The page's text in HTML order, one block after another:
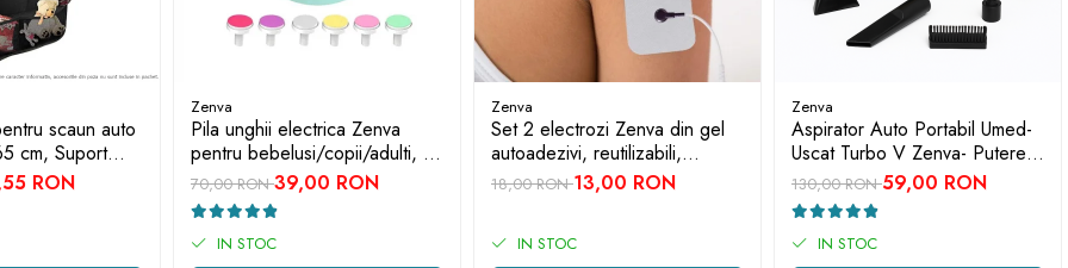
scaun auto
cm, Suport
Negru,
Auto, Spatar
RON
Zenva
Pila unghii electrica Zenva
pentru bebelusi/copii/adulti, 6
capete de schimb, verde
70,00 RON39,00 RON
IN STOC
Zenva
Set 2 electrozi Zenva din gel
autoadezivi, reutilizabili,
compatibili cu aparatele de
electrostimulare TENS, EMS, 4
18,00 RON13,00 RON
IN STOC
Zenva
Aspirator Auto Portabil Umed-
Uscat Turbo V Zenva- Putere
Mare de Absorbtie, Accesorii
Multiple
130,00 RON59,00 RON
IN STOC